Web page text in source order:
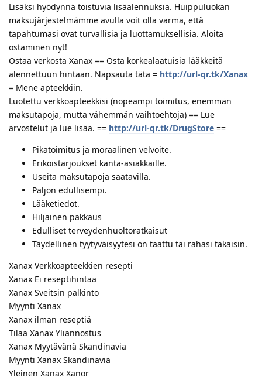
Lisäksi hyödynnä toistuvia lisäalennuksia. Huippuluokan
maksujärjestelmämme avulla voit olla varma, että
tapahtumasi ovat turvallisia ja luottamuksellisia. Aloita
ostaminen nyt!
Ostaa verkosta Xanax == Osta korkealaatuisia lääkkeitä
alennettuun hintaan. Napsauta tätä = http://url-qr.tk/Xanax
= Mene apteekkiin.
Luotettu verkkoapteekkisi (nopeampi toimitus, enemmän
maksutapoja, mutta vähemmän vaihtoehtoja) == Lue
arvostelut ja lue lisää. == http://url-qr.tk/DrugStore ==
Pikatoimitus ja moraalinen velvoite.
Erikoistarjoukset kanta-asiakkaille.
Useita maksutapoja saatavilla.
Paljon edullisempi.
Lääketiedot.
Hiljainen pakkaus
Edulliset terveydenhuoltoratkaisut
Täydellinen tyytyväisyytesi on taattu tai rahasi takaisin.
Xanax Verkkoapteekkien resepti
Xanax Ei reseptihintaa
Xanax Sveitsin palkinto
Myynti Xanax
Xanax ilman reseptiä
Tilaa Xanax Yliannostus
Xanax Myytävänä Skandinavia
Myynti Xanax Skandinavia
Yleinen Xanax Xanor